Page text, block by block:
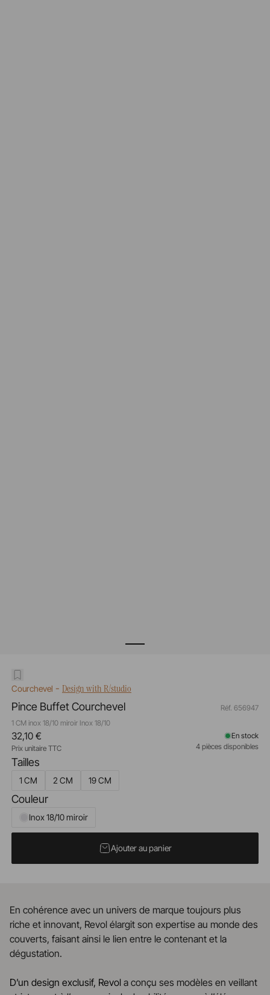
Courchevel - Design with R/studio
Pince Buffet Courchevel
1 CM inox 18/10 miroir Inox 18/10
Réf. 656947
Tailles
1 CM 2 CM 19 CM
Couleur
Inox 18/10 miroir
32,10 €
Prix unitaire TTC
En stock
4 pièces disponibles
Ajouter au panier
En cohérence avec un univers de marque toujours plus
riche et innovant, Revol élargit son expertise au monde des
couverts, faisant ainsi le lien entre le contenant et la
dégustation.
D’un design exclusif, Revol a conçu ses modèles en veillant